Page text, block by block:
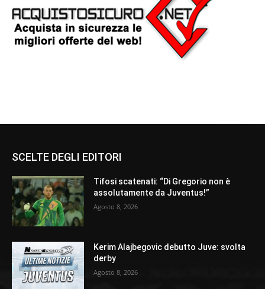
SCELTE DEGLI EDITORI
Tifosi scatenati: “Di Gregorio non è
assolutamente da Juventus!”
Agosto 8, 2026
Kerim Alajbegovic debutto Juve: svolta
derby
Agosto 8, 2026